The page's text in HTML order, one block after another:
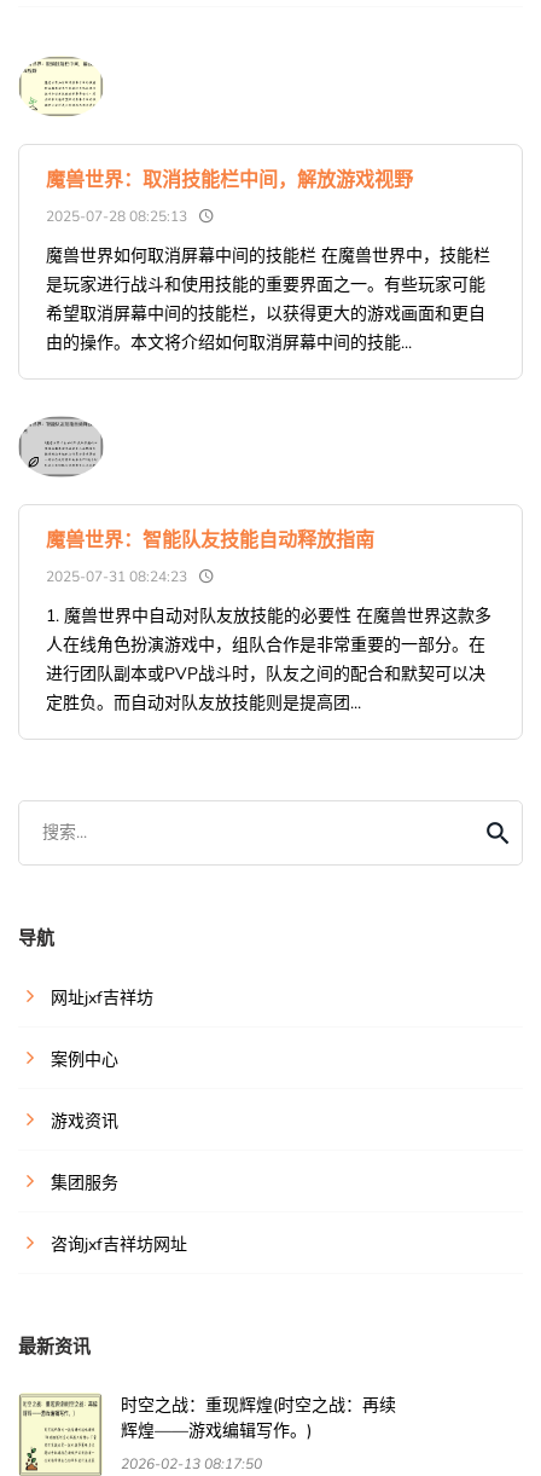
魔兽世界：取消技能栏中间，解放游戏视野
2025-07-28 08:25:13
魔兽世界如何取消屏幕中间的技能栏 在魔兽世界中，技能栏
是玩家进行战斗和使用技能的重要界面之一。有些玩家可能
希望取消屏幕中间的技能栏，以获得更大的游戏画面和更自
由的操作。本文将介绍如何取消屏幕中间的技能...
魔兽世界：智能队友技能自动释放指南
2025-07-31 08:24:23
1. 魔兽世界中自动对队友放技能的必要性 在魔兽世界这款多
人在线角色扮演游戏中，组队合作是非常重要的一部分。在
进行团队副本或PVP战斗时，队友之间的配合和默契可以决
定胜负。而自动对队友放技能则是提高团...
搜索...
导航
网址jxf吉祥坊
案例中心
游戏资讯
集团服务
咨询jxf吉祥坊网址
最新资讯
时空之战：重现辉煌(时空之战：再续
辉煌——游戏编辑写作。)
2026-02-13 08:17:50